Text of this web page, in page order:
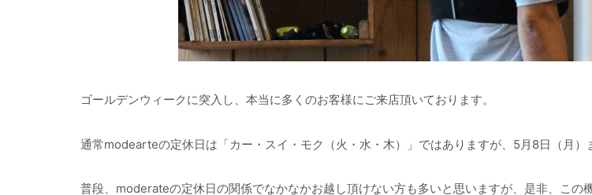
ゴールデンウィークに突入し、本当に多くのお客様にご来店頂いております。
通常modearteの定休日は「カー・スイ・モク（火・水・木）」ではありますが、5月8日（月）
普段、moderateの定休日の関係でなかなかお越し頂けない方も多いと思いますが、是非、この